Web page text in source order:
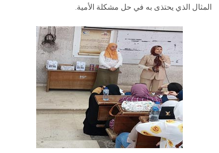
المثال الذي يحتذى به في حل مشكلة الأمية.